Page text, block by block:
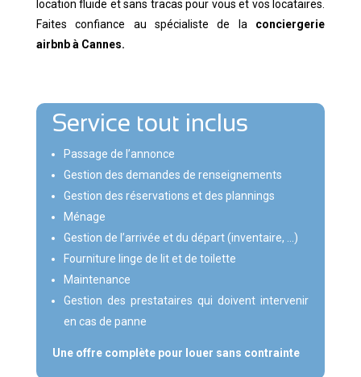
location fluide et sans tracas pour vous et vos locataires.
Faites confiance au spécialiste de la conciergerie
airbnb à Cannes.
Service tout inclus
Passage de l’annonce
Gestion des demandes de renseignements
Gestion des réservations et des plannings
Ménage
Gestion de l’arrivée et du départ (inventaire, …)
Fourniture linge de lit et de toilette
Maintenance
Gestion des prestataires qui doivent intervenir
en cas de panne
Une offre complète pour louer sans contrainte